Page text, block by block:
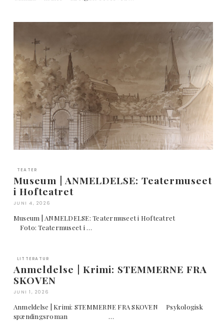
TEATER
Museum | ANMELDELSE: Teatermuseet
i Hofteatret
JUNI 4, 2026
Museum | ANMELDELSE: Teatermuseet i Hofteatret
Foto: Teatermuseet i …
LITTERATUR
Anmeldelse | Krimi: STEMMERNE FRA
SKOVEN
JUNI 1, 2026
Anmeldelse | Krimi: STEMMERNE FRA SKOVEN Psykologisk
spændingsroman …